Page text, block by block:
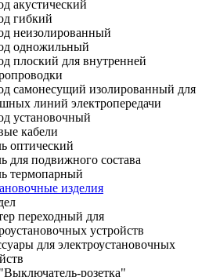
акустический
гибкий
неизолированный
одножильный
плоский для внутренней
самонесущий изолированный для
линий электропередачи
установочный
кабели
оптический
для подвижного состава
термопарный
изделия
переходный для
устройств
для электроустановочных
розетка"